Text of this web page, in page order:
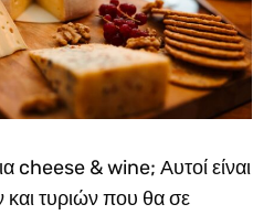
cheese & wine; Αυτοί είναι
τυριών που θα σε